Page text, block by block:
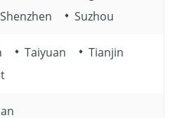
Shenzhen Suzhou
Taiyuan
Tianjin